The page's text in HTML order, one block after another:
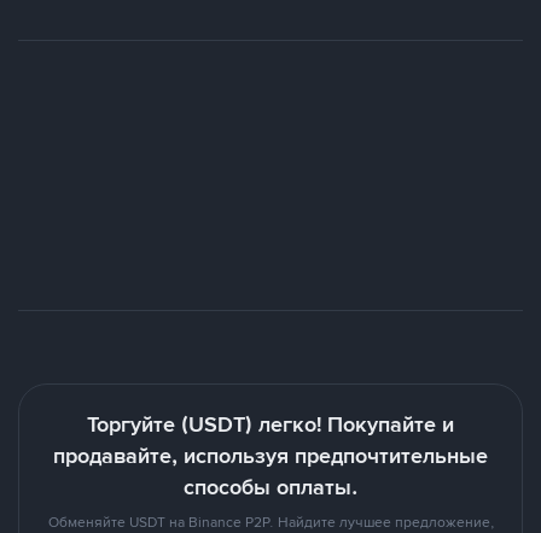
Торгуйте (USDT) легко! Покупайте и
продавайте, используя предпочтительные
способы оплаты.
Обменяйте USDT на Binance P2P. Найдите лучшее предложение,